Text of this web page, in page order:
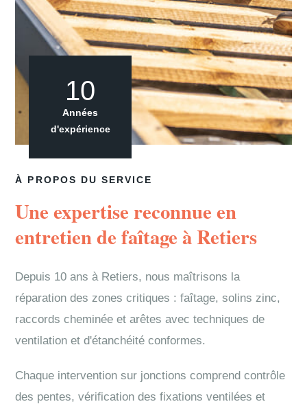
À PROPOS DU SERVICE
Une expertise reconnue en
entretien de faîtage à Retiers
Depuis 10 ans à Retiers, nous maîtrisons la
réparation des zones critiques : faîtage, solins zinc,
raccords cheminée et arêtes avec techniques de
ventilation et d'étanchéité conformes.
Chaque intervention sur jonctions comprend contrôle
des pentes, vérification des fixations ventilées et
10
Années
d'expérience